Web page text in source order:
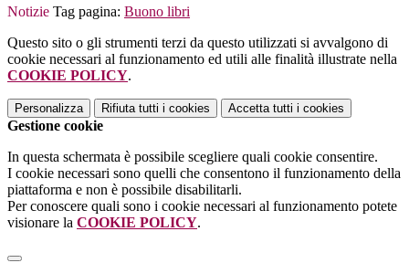
Notizie Tag pagina: Buono libri
Questo sito o gli strumenti terzi da questo utilizzati si avvalgono di
cookie necessari al funzionamento ed utili alle finalità illustrate nella
COOKIE POLICY.
Personalizza Rifiuta tutti i cookies Accetta tutti i cookies
Gestione cookie
In questa schermata è possibile scegliere quali cookie consentire.
I cookie necessari sono quelli che consentono il funzionamento della
piattaforma e non è possibile disabilitarli.
Per conoscere quali sono i cookie necessari al funzionamento potete
visionare la COOKIE POLICY.